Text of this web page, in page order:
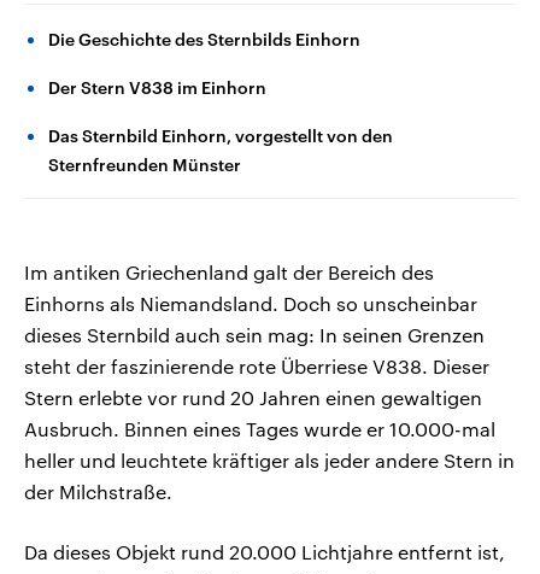
Die Geschichte des Sternbilds Einhorn
Der Stern V838 im Einhorn
Das Sternbild Einhorn, vorgestellt von den
Sternfreunden Münster
Im antiken Griechenland galt der Bereich des
Einhorns als Niemandsland. Doch so unscheinbar
dieses Sternbild auch sein mag: In seinen Grenzen
steht der faszinierende rote Überriese V838. Dieser
Stern erlebte vor rund 20 Jahren einen gewaltigen
Ausbruch. Binnen eines Tages wurde er 10.000-mal
heller und leuchtete kräftiger als jeder andere Stern in
der Milchstraße.
Da dieses Objekt rund 20.000 Lichtjahre entfernt ist,